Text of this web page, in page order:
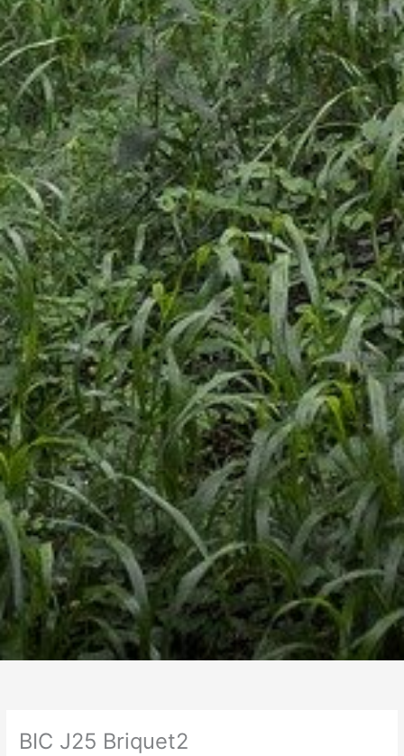
BIC J25 Briquet2